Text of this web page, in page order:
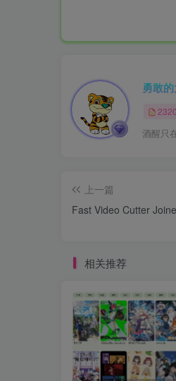
勇敢
2320
酒醒只
上一篇
Fast Video Cutter
相关推荐